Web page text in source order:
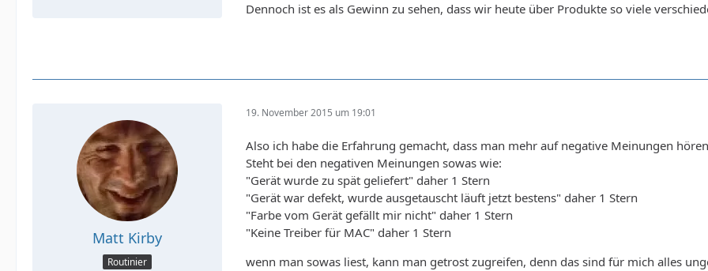
Dennoch ist es als Gewinn zu sehen, dass wir heute über Produkte so viele
Matt Kirby
Routinier
19. November 2015 um 19:01
Also ich habe die Erfahrung gemacht, dass man mehr auf negative Meinungen
Steht bei den negativen Meinungen sowas wie:
"Gerät wurde zu spät geliefert" daher 1 Stern
"Gerät war defekt, wurde ausgetauscht läuft jetzt bestens" daher 1 Stern
"Farbe vom Gerät gefällt mir nicht" daher 1 Stern
"Keine Treiber für MAC" daher 1 Stern
wenn man sowas liest, kann man getrost zugreifen, denn das sind für mich alles